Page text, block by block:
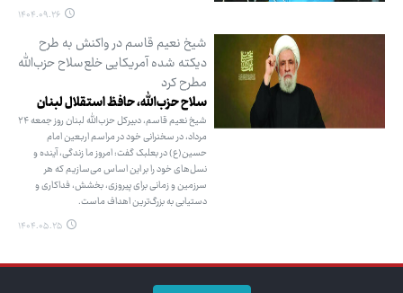
۱۴۰۴.۰۹.۲۶
شیخ نعیم قاسم در واکنش به طرح
دیکته شده آمریکایی خلع‌سلاح حزب‌الله
مطرح کرد
سلاح حزب‌الله، حافظ استقلال لبنان
شیخ نعیم قاسم، دبیرکل حزب‌الله لبنان روز جمعه ۲۴
مرداد، در سخنرانی خود در مراسم اربعین امام
حسین(ع) در بعلبک گفت: امروز ما زندگی، آینده و
نسل‌های خود را بر این اساس می‌سازیم که هر
سرزمین و زمانی برای پیروزی، بخشش، فداکاری و
دستیابی به بزرگ‌ترین اهداف ماست.
۱۴۰۴.۰۵.۲۵